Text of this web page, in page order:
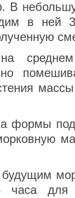
В
в ней 3
формы
часа для